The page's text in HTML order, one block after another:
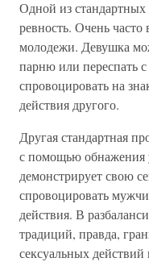
Одной из стандартных
ревность. Очень
молодежи. Девушка
парню или переспать
спровоцировать на
действия другого.
Другая стандартная
с помощью обнажения
демонстрирует свою
спровоцировать
действия. В
традиций, правда,
сексуальных